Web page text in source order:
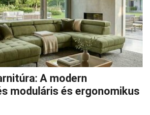
A modern
moduláris és ergonomikus